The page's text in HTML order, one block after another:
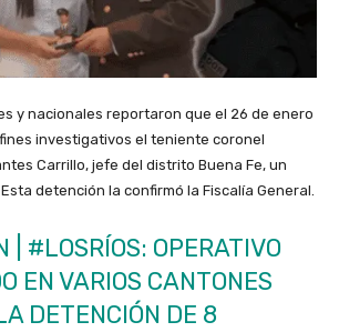
y nacionales reportaron que el 26 de enero
investigativos el teniente coronel
Carrillo, jefe del distrito Buena Fe, un
detención la confirmó la Fiscalía General.
#LOSRÍOS: OPERATIVO
EN VARIOS CANTONES
DETENCIÓN DE 8